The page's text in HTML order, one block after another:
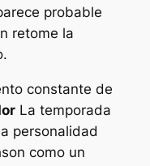
probable
retome la
constante de
La temporada
personalidad
como un